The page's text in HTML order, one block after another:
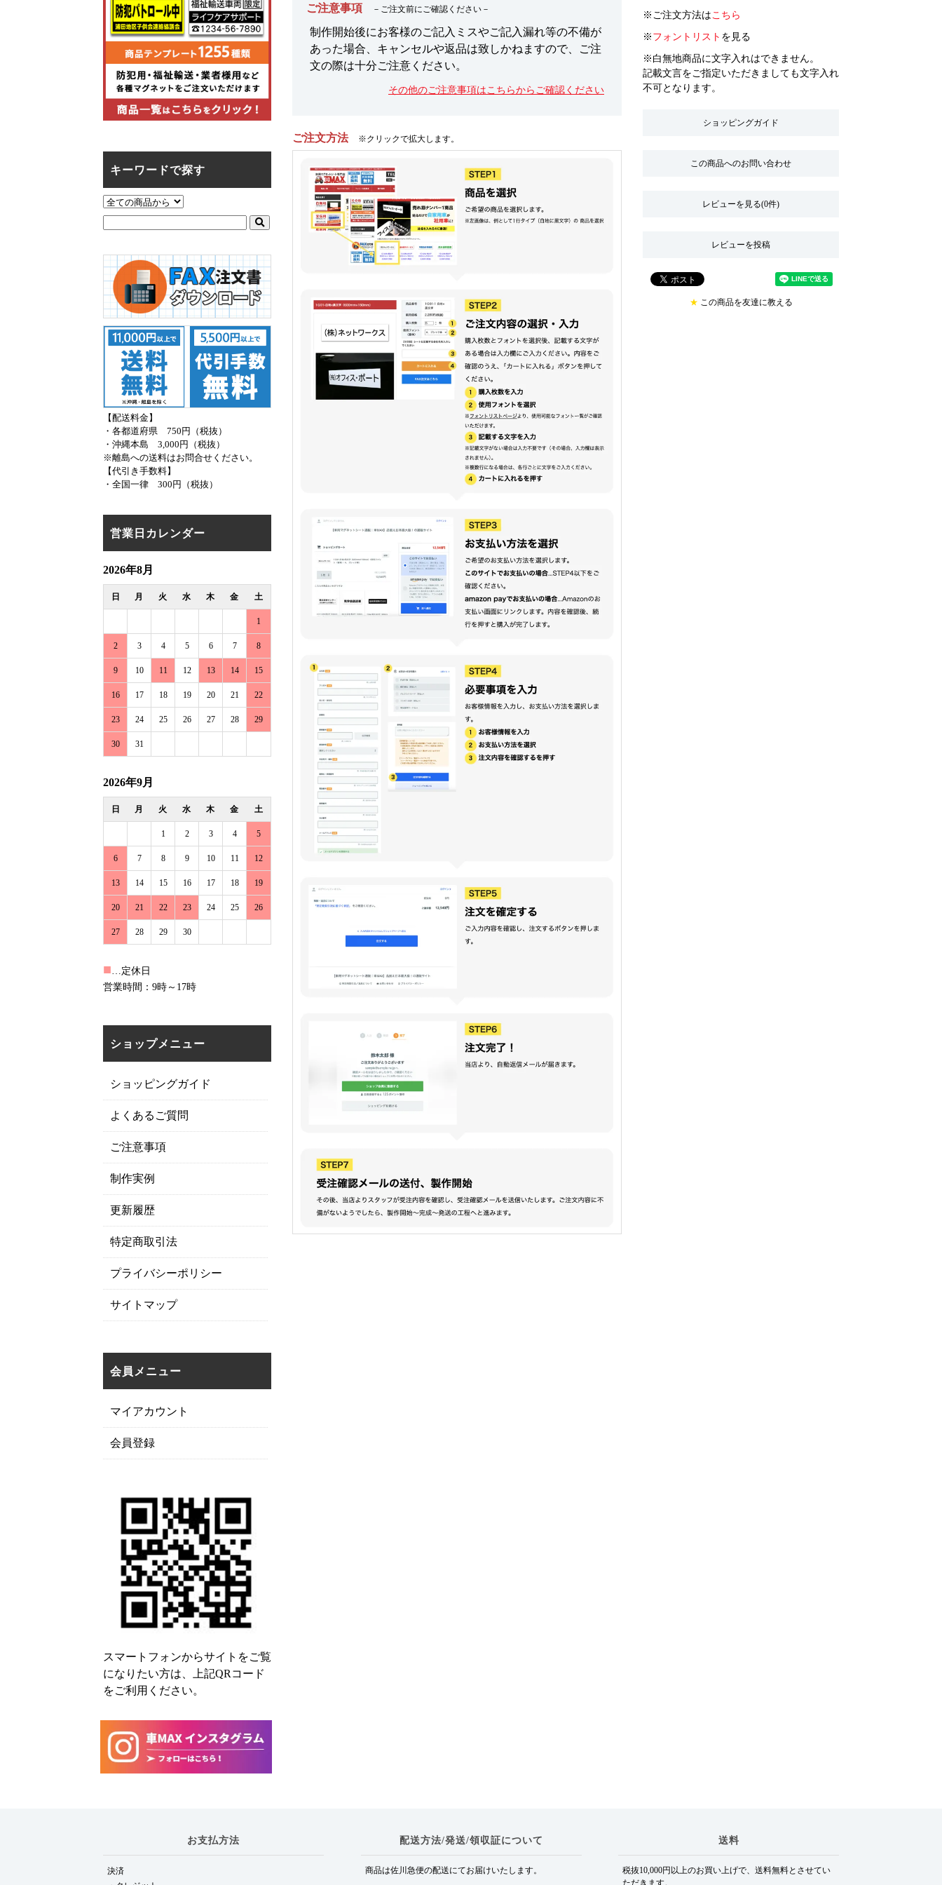
ご注意事項 －ご注文前にご確認ください－
制作開始後にお客様のご記入ミスやご記入漏れ等の不備が
あった場合、キャンセルや返品は致しかねますので、ご注
文の際は十分ご注意ください。
その他のご注意事項はこちらからご確認ください
ご注文方法 ※クリックで拡大します。
※ご注文方法は こちら
※ フォントリスト を見る
※白無地商品に文字入れはできません。
記載文言をご指定いただきましても文字入れ
不可となります。
ショッピングガイド
この商品へのお問い合わせ
レビューを見る(0件)
レビューを投稿
★ この商品を友達に教える
キーワードで探す
【配送料金】
・各都道府県 750円（税抜）
・沖縄本島 3,000円（税抜）
※離島への送料はお問合せください。
【代引き手数料】
・全国一律 300円（税抜）
営業日カレンダー
2026年8月
日 月 火 水 木 金 土
1
2 3 4 5 6 7 8
9 10 11 12 13 14 15
16 17 18 19 20 21 22
23 24 25 26 27 28 29
30 31
2026年9月
日 月 火 水 木 金 土
1 2 3 4 5
6 7 8 9 10 11 12
13 14 15 16 17 18 19
20 21 22 23 24 25 26
27 28 29 30
■ …定休日
営業時間：9時～17時
ショップメニュー
ショッピングガイド
よくあるご質問
ご注意事項
制作実例
更新履歴
特定商取引法
プライバシーポリシー
サイトマップ
会員メニュー
マイアカウント
会員登録
スマートフォンからサイトをご覧
になりたい方は、上記QRコード
をご利用ください。
お支払方法
決済
配送方法/発送/領収証について
商品は佐川急便の配送にてお届けいたします。
送料
税抜10,000円以上のお買い上げで、送料無料とさせてい